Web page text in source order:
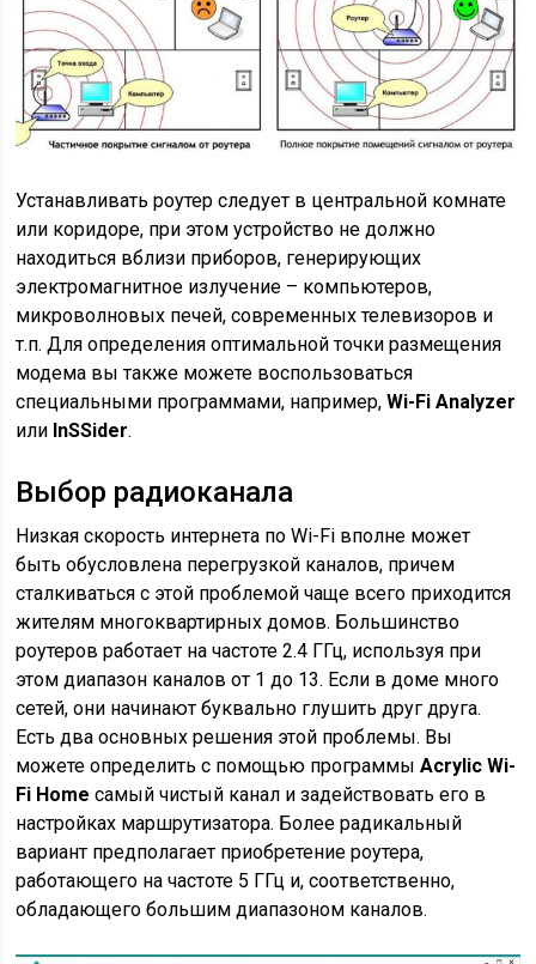
Устанавливать роутер следует в центральной комнате
или коридоре, при этом устройство не должно
находиться вблизи приборов, генерирующих
электромагнитное излучение – компьютеров,
микроволновых печей, современных телевизоров и
т.п. Для определения оптимальной точки размещения
модема вы также можете воспользоваться
специальными программами, например,Wi-Fi Analyzer
или InSSider.
Выбор радиоканала
Низкая скорость интернета по Wi-Fi вполне может
быть обусловлена перегрузкой каналов, причем
сталкиваться с этой проблемой чаще всего приходится
жителям многоквартирных домов. Большинство
роутеров работает на частоте 2.4 ГГц, используя при
этом диапазон каналов от 1 до 13. Если в доме много
сетей, они начинают буквально глушить друг друга.
Есть два основных решения этой проблемы. Вы
можете определить с помощью программыAcrylic Wi-
Fi Home самый чистый канал и задействовать его в
настройках маршрутизатора. Более радикальный
вариант предполагает приобретение роутера,
работающего на частоте 5 ГГц и, соответственно,
обладающего большим диапазоном каналов.